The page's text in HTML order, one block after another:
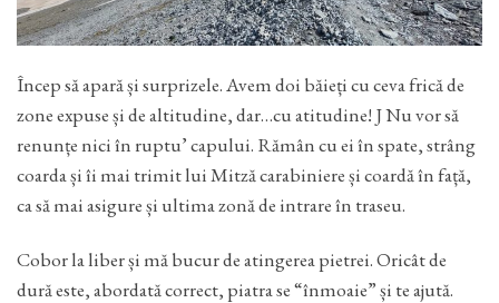
Încep să apară și surprizele. Avem doi băieți cu ceva frică de
zone expuse și de altitudine, dar…cu atitudine! J Nu vor să
renunțe nici în ruptu’ capului. Rămân cu ei în spate, strâng
coarda și îi mai trimit lui Mitză carabiniere și coardă în față,
ca să mai asigure și ultima zonă de intrare în traseu.
Cobor la liber și mă bucur de atingerea pietrei. Oricât de
dură este, abordată correct, piatra se “înmoaie” și te ajută.